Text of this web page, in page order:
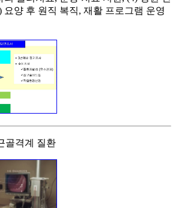
요양 후 원직 복직, 재활 프로그램 운영
골격계 질환